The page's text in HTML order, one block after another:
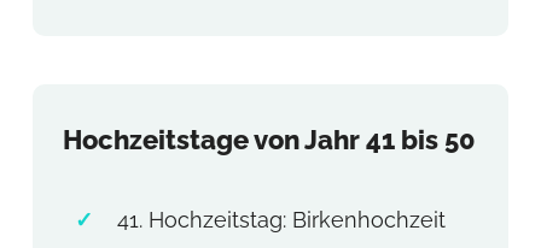
Hochzeitstage von Jahr 41 bis 50
41. Hochzeitstag: Birkenhochzeit